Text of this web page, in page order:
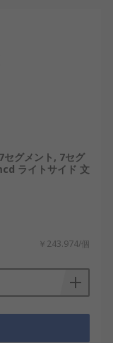
じた製品が
示形式。例
トがありま
自由に表
LEDで、バ
れます。
、ハンディ
れます。
グメント, 7セグ
ライトサイド 文
￥243.974/個